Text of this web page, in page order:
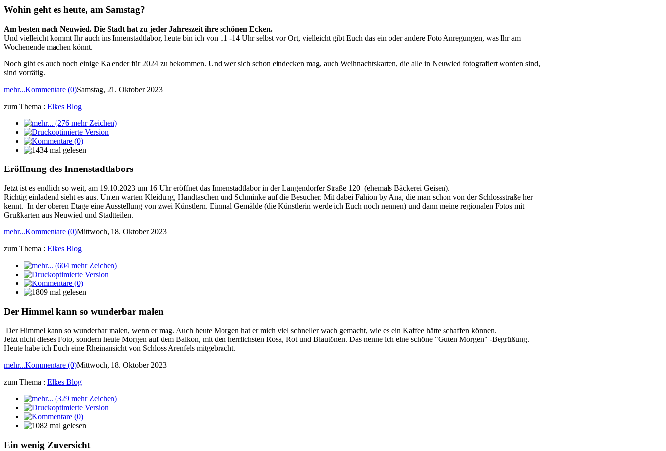
Wohin geht es heute, am Samstag?
Am besten nach Neuwied. Die Stadt hat zu jeder Jahreszeit ihre schönen Ecken.
Und vielleicht kommt Ihr auch ins Innenstadtlabor, heute bin ich von 11 -14 Uhr selbst vor Ort, vielleicht gibt Euch das ein oder andere Foto Anregungen, was Ihr am
Wochenende machen könnt.
Noch gibt es auch noch einige Kalender für 2024 zu bekommen. Und wer sich schon eindecken mag, auch Weihnachtskarten, die alle in Neuwied fotografiert worden sind,
sind vorrätig.
mehr...Kommentare (0)Samstag, 21. Oktober 2023
zum Thema : Elkes Blog
Eröffnung des Innenstadtlabors
Jetzt ist es endlich so weit, am 19.10.2023 um 16 Uhr eröffnet das Innenstadtlabor in der Langendorfer Straße 120 (ehemals Bäckerei Geisen).
Richtig einladend sieht es aus. Unten warten Kleidung, Handtaschen und Schminke auf die Besucher. Mit dabei Fahion by Ana, die man schon von der Schlossstraße her
kennt. In der oberen Etage eine Ausstellung von zwei Künstlern. Einmal Gemälde (die Künstlerin werde ich Euch noch nennen) und dann meine regionalen Fotos mit
Grußkarten aus Neuwied und Stadtteilen.
mehr...Kommentare (0)Mittwoch, 18. Oktober 2023
zum Thema : Elkes Blog
Der Himmel kann so wunderbar malen
Der Himmel kann so wunderbar malen, wenn er mag. Auch heute Morgen hat er mich viel schneller wach gemacht, wie es ein Kaffee hätte schaffen können.
Jetzt nicht dieses Foto, sondern heute Morgen auf dem Balkon, mit den herrlichsten Rosa, Rot und Blautönen. Das nenne ich eine schöne "Guten Morgen" -Begrüßung.
Heute habe ich Euch eine Rheinansicht von Schloss Arenfels mitgebracht.
mehr...Kommentare (0)Mittwoch, 18. Oktober 2023
zum Thema : Elkes Blog
Ein wenig Zuversicht